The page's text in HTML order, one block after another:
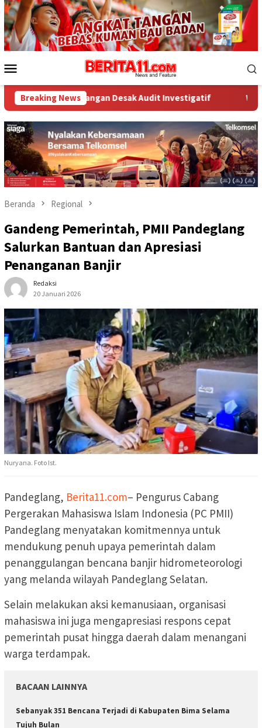
Loncat
ke
konten
Mobile
Breaking News
Desak Audit Investigatif WNA Asal Arab Saudi
Beranda Regional
Gandeng Pemerintah, PMII Pandeglang
Salurkan Bantuan dan Apresiasi
Penanganan Banjir
Redaksi
20 Januari 2026
Nuryana. Foto Ist.
Pandeglang, Berita11.com– Pengurus Cabang
Pergerakan Mahasiswa Islam Indonesia (PC PMII)
Pandeglang menyatakan komitmennya untuk
mendukung penuh upaya pemerintah dalam
penanggulangan bencana banjir hidrometeorologi
yang melanda wilayah Pandeglang Selatan.
Selain melakukan aksi kemanusiaan, organisasi
mahasiswa ini juga mengapresiasi respons cepat
pemerintah pusat hingga daerah dalam menangani
warga terdampak.
BACAAN LAINNYA
Sebanyak 351 Bencana Terjadi di Kabupaten Bima Selama
Tujuh Bulan